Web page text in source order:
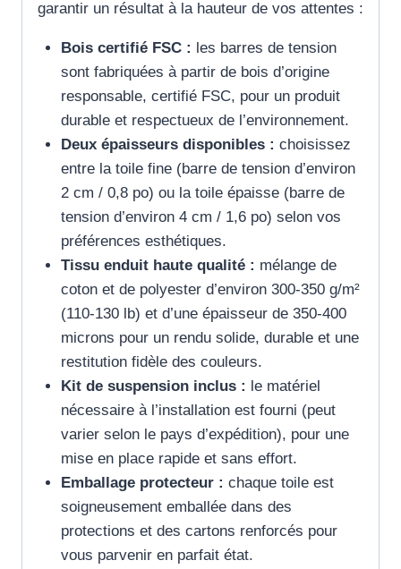
garantir un résultat à la hauteur de vos attentes :
Bois certifié FSC : les barres de tension
sont fabriquées à partir de bois d’origine
responsable, certifié FSC, pour un produit
durable et respectueux de l’environnement.
Deux épaisseurs disponibles : choisissez
entre la toile fine (barre de tension d’environ
2 cm / 0,8 po) ou la toile épaisse (barre de
tension d’environ 4 cm / 1,6 po) selon vos
préférences esthétiques.
Tissu enduit haute qualité : mélange de
coton et de polyester d’environ 300-350 g/m²
(110-130 lb) et d’une épaisseur de 350-400
microns pour un rendu solide, durable et une
restitution fidèle des couleurs.
Kit de suspension inclus : le matériel
nécessaire à l’installation est fourni (peut
varier selon le pays d’expédition), pour une
mise en place rapide et sans effort.
Emballage protecteur : chaque toile est
soigneusement emballée dans des
protections et des cartons renforcés pour
vous parvenir en parfait état.